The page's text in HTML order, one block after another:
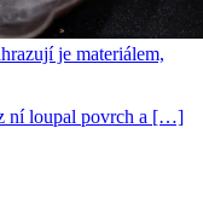
je materiálem,
ní loupal povrch a […]